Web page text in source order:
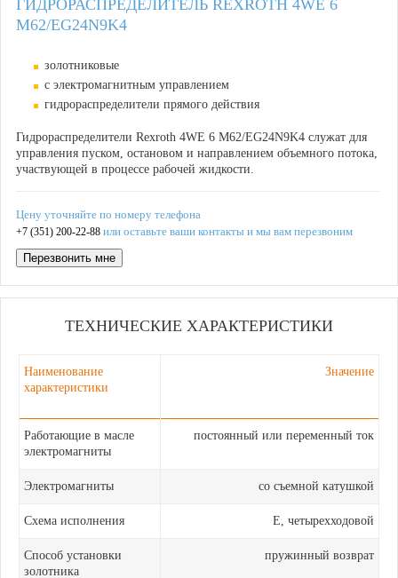
ГИДРОРАСПРЕДЕЛИТЕЛЬ REXROTH 4WE 6
M62/EG24N9K4
золотниковые
с электромагнитным управлением
гидрораспределители прямого действия
Гидрораспределители Rexroth 4WE 6 M62/EG24N9K4 служат для
управления пуском, остановом и направлением объемного потока,
участвующей в процессе рабочей жидкости.
Цену уточняйте по номеру телефона
+7 (351) 200-22-88 или оставьте ваши контакты и мы вам перезвоним
Перезвонить мне
ТЕХНИЧЕСКИЕ ХАРАКТЕРИСТИКИ
Наименование
характеристики
Значение
Работающие в масле
электромагниты
постоянный или переменный ток
Электромагниты со съемной катушкой
Схема исполнения Е, четырехходовой
Способ установки
золотника
пружинный возврат